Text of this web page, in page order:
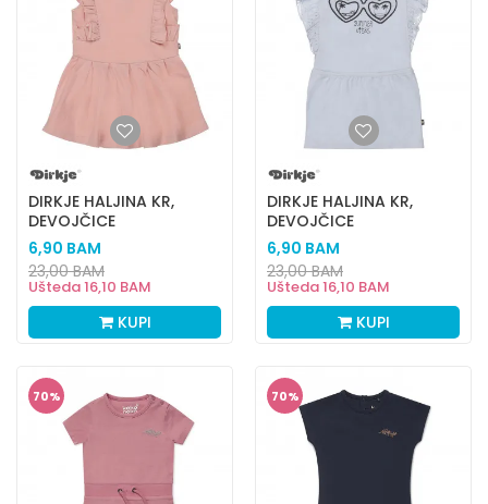
DIRKJE HALJINA KR,
DEVOJČICE
6,90 BAM
Ušteda16,10 BAM
23,00BAM
KUPI
DIRKJE HALJINA KR,
DEVOJČICE
6,90 BAM
Ušteda16,10 BAM
23,00BAM
KUPI
70% 70%